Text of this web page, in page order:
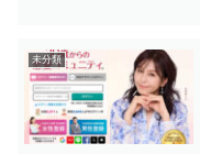
未分類